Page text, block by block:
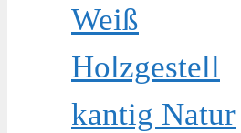
Weiß
Holzgestell
kantig Natur